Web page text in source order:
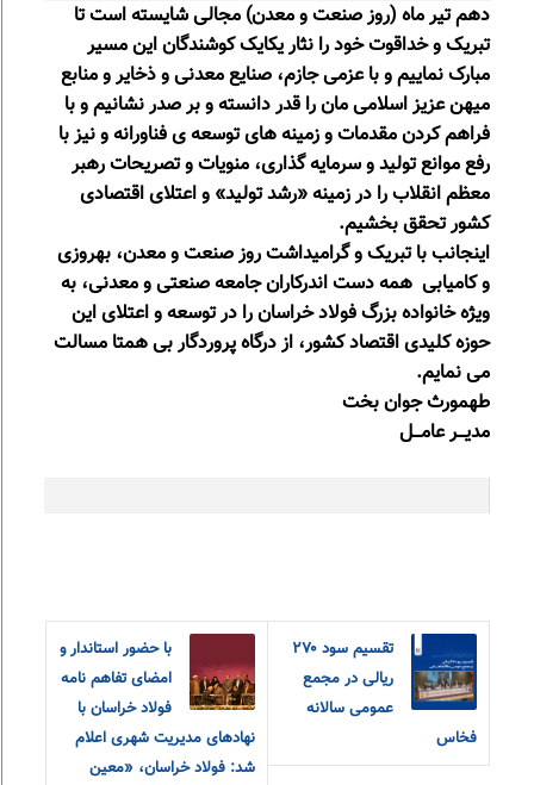
دهم تیر ماه (روز صنعت و معدن) مجالی شایسته است تا
تبریک و خداقوت خود را نثار یکایک کوشندگان این مسیر
مبارک نماییم و با عزمی جازم، صنایع معدنی و ذخایر و منابع
میهن عزیز اسلامی مان را قدر دانسته و بر صدر نشانیم و با
فراهم کردن مقدمات و زمینه های توسعه ی فناورانه و نیز با
رفع موانع تولید و سرمایه گذاری، منویات و تصریحات رهبر
معظم انقلاب را در زمینه «رشد تولید» و اعتلای اقتصادی
کشور تحقق بخشیم.
اینجانب با تبریک و گرامیداشت روز صنعت و معدن، بهروزی
و کامیابی همه دست اندرکاران جامعه صنعتی و معدنی، به
ویژه خانواده بزرگ فولاد خراسان را در توسعه و اعتلای این
حوزه کلیدی اقتصاد کشور، از درگاه پروردگار بی همتا مسالت
می نمایم.
طهمورث جوان بخت
مدیـــر عامـــل
تقسیم سود ۲۷۰
ریالی در مجمع
عمومی سالانه
فخاس
با حضور استاندار و
امضای تفاهم نامه
فولاد خراسان با
نهادهای مدیریت شهری اعلام
شد: فولاد خراسان، «معین